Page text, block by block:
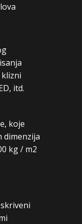
itd.
koje
dimenzija
kg / m2